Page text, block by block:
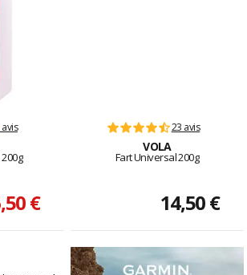
€
23 avis
VOLA
Fart Universal 200g
14,50 €